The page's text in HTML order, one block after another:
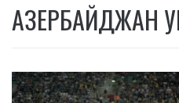
АЗЕРБАЙДЖАН